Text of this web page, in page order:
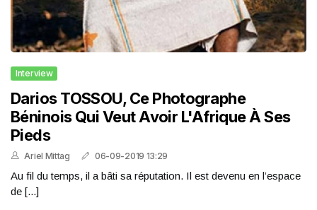
Interview
Darios TOSSOU, Ce Photographe
Béninois Qui Veut Avoir L'Afrique À Ses
Pieds
Ariel Mittag 06-09-2019 13:29
Au fil du temps, il a bâti sa réputation. Il est devenu en l’espace
de [...]